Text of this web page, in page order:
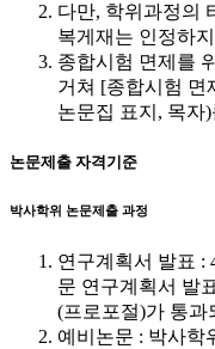
다만, 학위과정의
복게재는 인정하
종합시험 면제를
거쳐 [종합시험 면
논문집 표지, 목자
논문제출 자격기준
박사학위 논문제출 과정
연구계획서 발표 :
문 연구계획서 발
(프로포절)가 통과
예비논문 : 박사학